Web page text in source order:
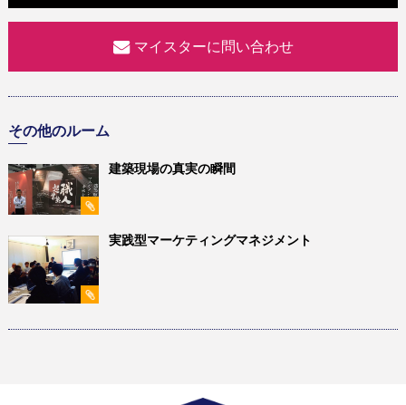
マイスターに問い合わせ
その他のルーム
建築現場の真実の瞬間
実践型マーケティングマネジメント